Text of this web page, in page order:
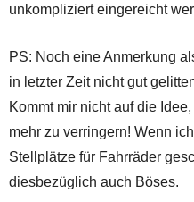
unkompliziert eingereicht
PS: Noch eine Anmerkung
in letzter Zeit nicht gut
Kommt mir nicht auf die
mehr zu verringern! Wenn
Stellplätze für Fahrräder
diesbezüglich auch Böses.